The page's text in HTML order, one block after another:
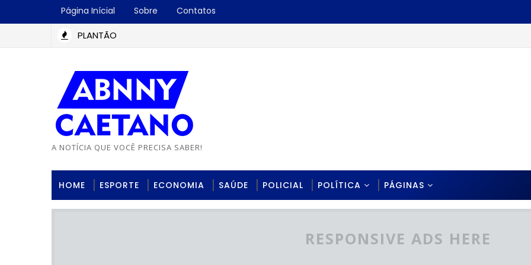
Página Inícial Sobre Contatos
PLANTÃO
A NOTÍCIA QUE VOCÊ PRECISA SABER!
HOME ESPORTE ECONOMIA SAÚDE POLICIAL POLÍTICA PÁGINAS
RESPONSIVE ADS HERE